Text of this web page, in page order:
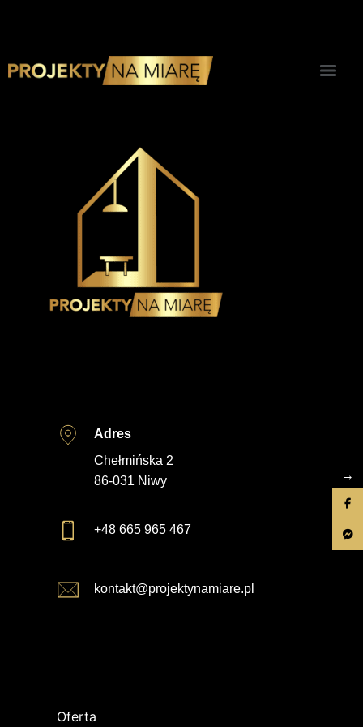
Adres
Chełmińska 2
86-031 Niwy
+48 665 965 467
kontakt@projektynamiare.pl
Oferta
→